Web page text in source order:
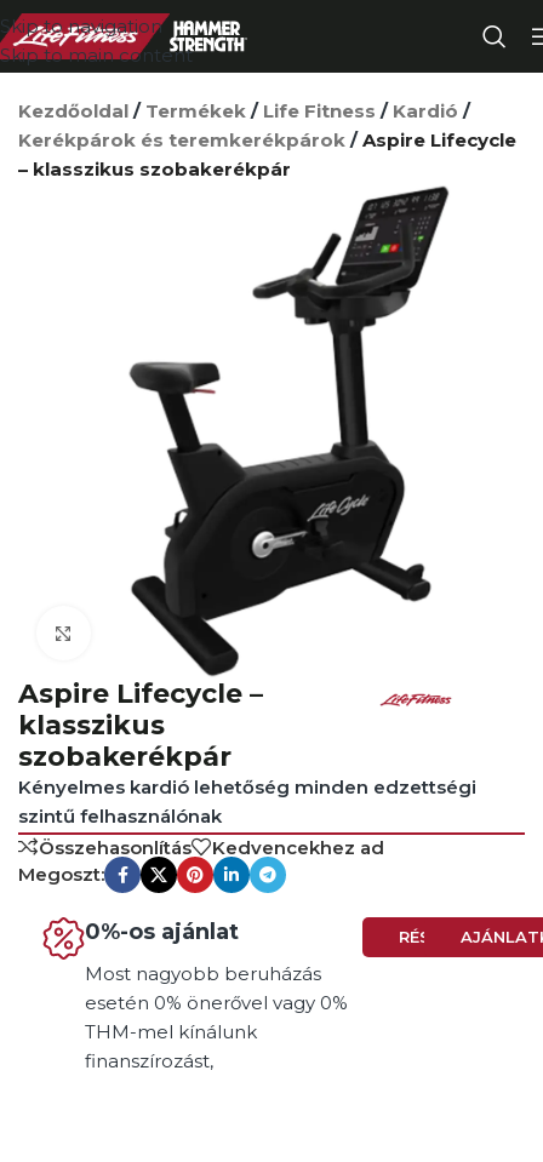
Skip to navigation
Skip to main content
Kezdőoldal / Termékek / Life Fitness / Kardió /
Kerékpárok és teremkerékpárok /Aspire Lifecycle
– klasszikus szobakerékpár
Click to enlarge
Aspire Lifecycle –
klasszikus
szobakerékpár
Kényelmes kardió lehetőség minden edzettségi
szintű felhasználónak
Összehasonlítás
Kedvencekhez ad
Megoszt:
0%-os ajánlat
Most nagyobb beruházás
esetén 0% önerővel vagy 0%
THM-mel kínálunk
finanszírozást,
RÉSZLETEK